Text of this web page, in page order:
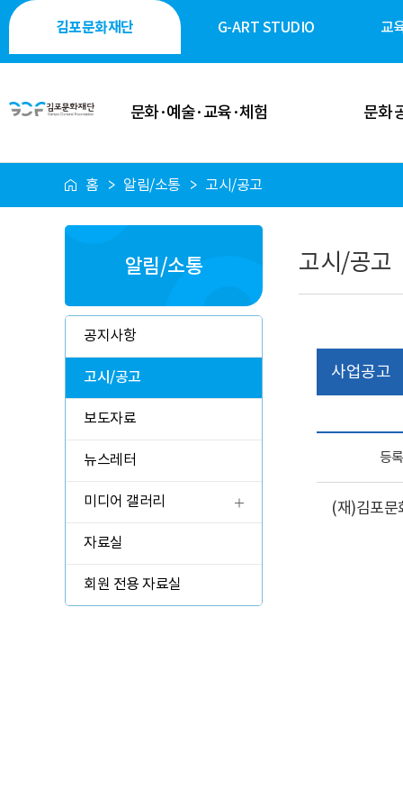
김포문화재단 G-ART STUDIO 교
문화·예술·교육·체험
이달의 일정
전시 안내
축제 안내
교육·체험 신청 ↗
문화
역사·생태·
시설 대
홈 알림/소통 고시/공고
알림/소통
공지사항
고시/공고
보도자료
뉴스레터
미디어 갤러리
자료실
회원 전용 자료실
고시/공고
사업공고
등
(재)김포문